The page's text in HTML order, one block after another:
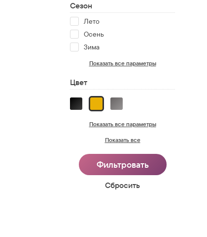
Сезон
Лето
Осень
Зима
Показать все параметры
Цвет
Показать все параметры
Показать все
Cбросить